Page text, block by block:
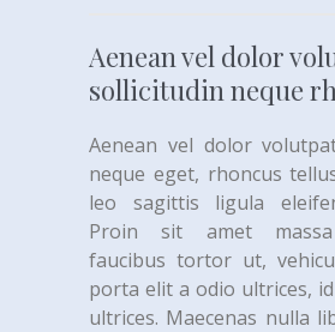
Aenean vel dolor
sollicitudin neque
Aenean vel dolor
neque eget, rhoncus
leo sagittis ligula
Proin sit amet massa
faucibus tortor ut,
porta elit a odio ultrices,
ultrices. Maecenas nulla